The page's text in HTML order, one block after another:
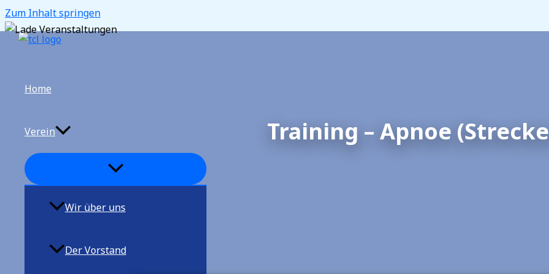
Zum Inhalt springen
Home
Verein
Wir über uns
Der Vorstand
Training – Apnoe